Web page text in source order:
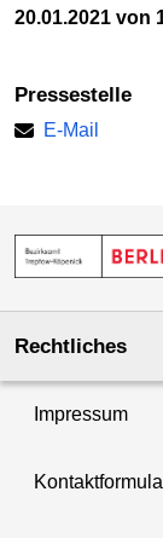
20.01.2021 von
Pressestelle
E-Mail
Rechtliches
Impressum